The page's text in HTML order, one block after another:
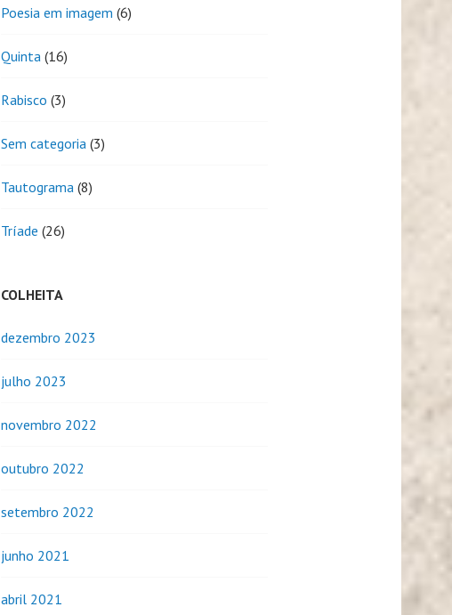
Poesia em imagem (6)
Quinta (16)
Rabisco (3)
Sem categoria (3)
Tautograma (8)
Tríade (26)
COLHEITA
dezembro 2023
julho 2023
novembro 2022
outubro 2022
setembro 2022
junho 2021
abril 2021